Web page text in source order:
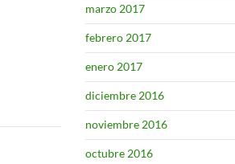
marzo 2017
febrero 2017
enero 2017
diciembre 2016
noviembre 2016
octubre 2016